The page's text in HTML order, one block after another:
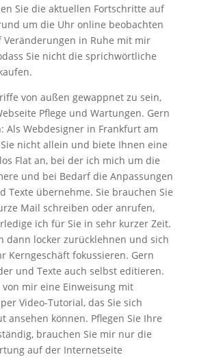
Sie die aktuellen Fortschritte auf
um die Uhr online beobachten
Veränderungen in Ruhe mit mir
Sie nicht die sprichwörtliche
von außen gewappnet zu sein,
Pflege und Wartungen. Gern
Als Webdesigner in Frankfurt am
nicht allein und biete Ihnen eine
Flat an, bei der ich mich um die
und bei Bedarf die Anpassungen
Texte übernehme. Sie brauchen Sie
Mail schreiben oder anrufen,
ich für Sie in sehr kurzer Zeit.
dann locker zurücklehnen und sich
Kerngeschäft fokussieren. Gern
und Texte auch selbst editieren.
von mir eine Einweisung mit
Video-Tutorial, das Sie sich
ansehen können. Pflegen Sie Ihre
brauchen Sie mir nur die
auf der Internetseite